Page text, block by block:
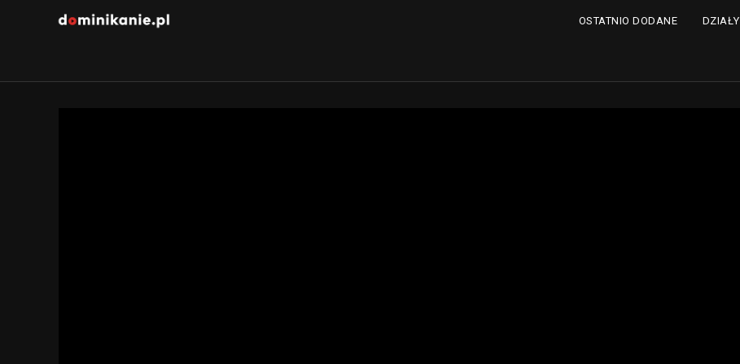
OSTATNIO DODANE DZIAŁY